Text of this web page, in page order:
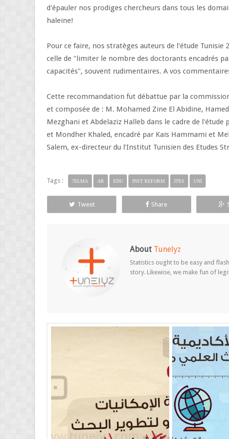
d'épauler nos prodiges chercheurs dans tous les
haleine!
Pour ce faire, nos stratèges auteurs de l'étude
celle de "limiter le nombre des doctorants encadrés
capacités", souvent rudimentaires. A vos
Cette recommandation fut débattue par la
et composée de : M. Mohamed Zine El Abidine,
Mezghani et Abdelaziz Halleb dans le cadre de
et Mondher Khaled, encadré par Kais Hammami et
Salem, ex-directeur du l'Institut Tunisien des Etudes
Tags : 7ELMA AR EDU INST REFORM ITES UNI
Tweet Share
About Tunelyz
Statistics ought to be easy and
story. Likewise, we make fun of